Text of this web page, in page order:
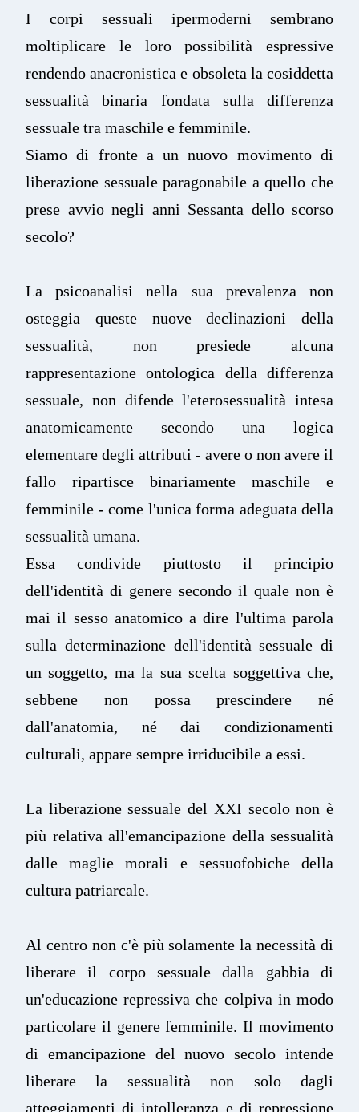
I corpi sessuali ipermoderni sembrano
moltiplicare le loro possibilità espressive
rendendo anacronistica e obsoleta la cosiddetta
sessualità binaria fondata sulla differenza
sessuale tra maschile e femminile.
Siamo di fronte a un nuovo movimento di
liberazione sessuale paragonabile a quello che
prese avvio negli anni Sessanta dello scorso
secolo?
La psicoanalisi nella sua prevalenza non
osteggia queste nuove declinazioni della
sessualità, non presiede alcuna
rappresentazione ontologica della differenza
sessuale, non difende l'eterosessualità intesa
anatomicamente secondo una logica
elementare degli attributi - avere o non avere il
fallo ripartisce binariamente maschile e
femminile - come l'unica forma adeguata della
sessualità umana.
Essa condivide piuttosto il principio
dell'identità di genere secondo il quale non è
mai il sesso anatomico a dire l'ultima parola
sulla determinazione dell'identità sessuale di
un soggetto, ma la sua scelta soggettiva che,
sebbene non possa prescindere né
dall'anatomia, né dai condizionamenti
culturali, appare sempre irriducibile a essi.
La liberazione sessuale del XXI secolo non è
più relativa all'emancipazione della sessualità
dalle maglie morali e sessuofobiche della
cultura patriarcale.
Al centro non c'è più solamente la necessità di
liberare il corpo sessuale dalla gabbia di
un'educazione repressiva che colpiva in modo
particolare il genere femminile. Il movimento
di emancipazione del nuovo secolo intende
liberare la sessualità non solo dagli
atteggiamenti di intolleranza e di repressione